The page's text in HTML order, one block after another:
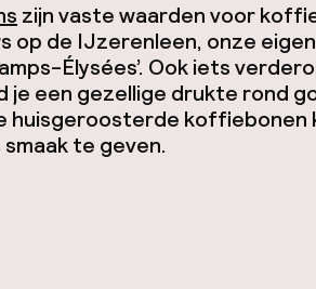
zijn vaste waarden voor
op de IJzerenleen, onze eigen
Élysées’. Ook iets
je een gezellige drukte rond
huisgeroosterde koffiebonen
te geven.